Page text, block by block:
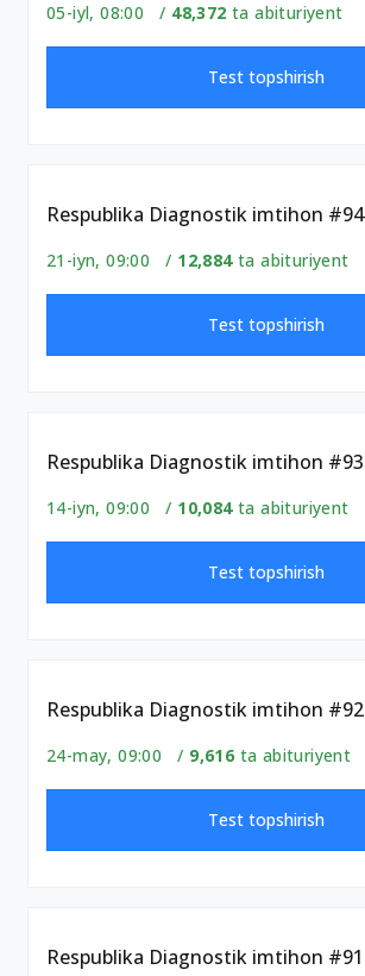
05-iyl, 08:00 / 48,372 ta abituriyent
Test topshirish
Respublika Diagnostik imtihon #94
21-iyn, 09:00 / 12,884ta abituriyent
Test topshirish
Respublika Diagnostik imtihon #93
14-iyn, 09:00 / 10,084ta abituriyent
Test topshirish
Respublika Diagnostik imtihon #92
24-may, 09:00 / 9,616 ta abituriyent
Test topshirish
Respublika Diagnostik imtihon #91